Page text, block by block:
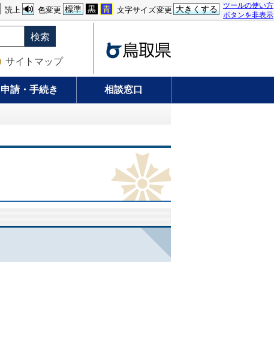
ツールの使い方
ボタンを非表示
文字サイズ変更 大きくする
色変更 標準 黒 青
読上
検索
サイトマップ
申請・手続き 相談窓口